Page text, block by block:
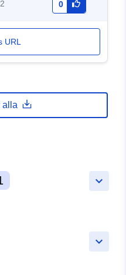
0
URL
alla
keyboard_arrow_down
keyboard_arrow_down